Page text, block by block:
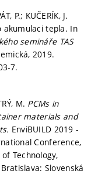
P.; KUČERÍK, J.
akumulaci tepla. In
semináře TAS
2019.
7.
M. PCMs in
materials and
EnviBUILD 2019 -
Conference,
Technology,
Slovenská